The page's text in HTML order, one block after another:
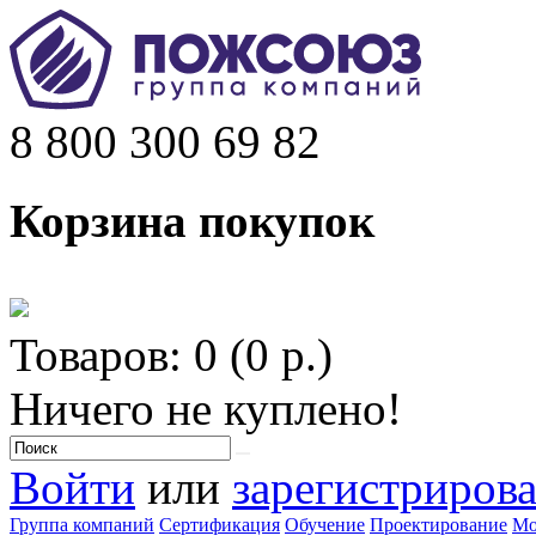
8 800 300 69 82
Корзина покупок
Товаров: 0 (0 р.)
Ничего не куплено!
Войти или
Группа компаний Сертификация Обучение Проектирование